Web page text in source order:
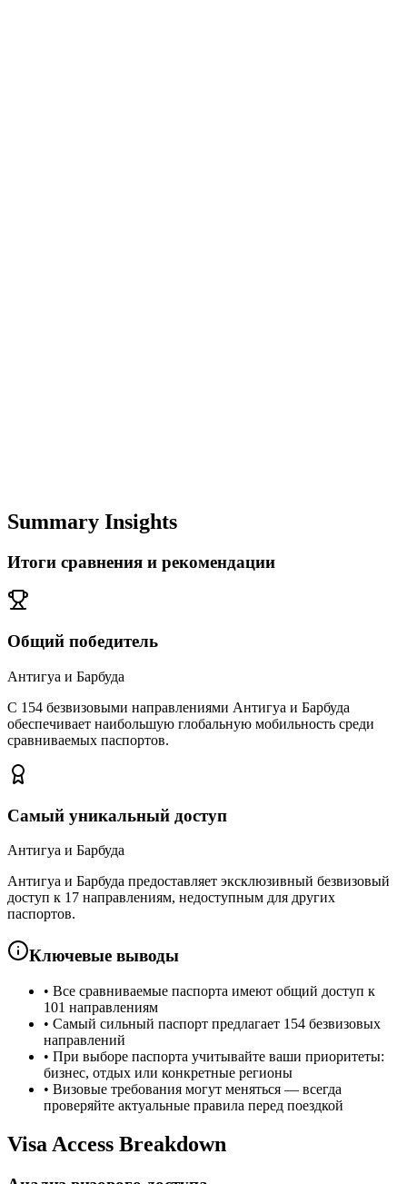
Summary Insights
Итоги сравнения и рекомендации
Общий победитель
Антигуа и Барбуда
С 154 безвизовыми направлениями Антигуа и Барбуда
обеспечивает наибольшую глобальную мобильность среди
сравниваемых паспортов.
Самый уникальный доступ
Антигуа и Барбуда
Антигуа и Барбуда предоставляет эксклюзивный безвизовый
доступ к 17 направлениям, недоступным для других
паспортов.
Ключевые выводы
• Все сравниваемые паспорта имеют общий доступ к
101 направлениям
• Самый сильный паспорт предлагает 154 безвизовых
направлений
• При выборе паспорта учитывайте ваши приоритеты:
бизнес, отдых или конкретные регионы
• Визовые требования могут меняться — всегда
проверяйте актуальные правила перед поездкой
Visa Access Breakdown